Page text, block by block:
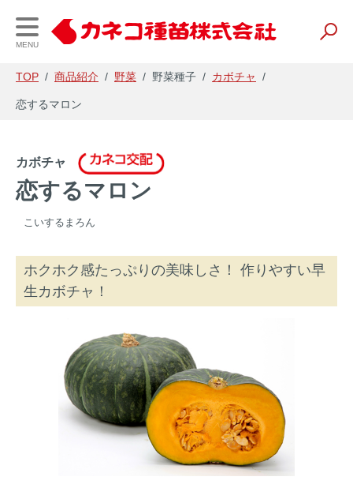
MENU
企業理念・会社概要
研究開発
農業資材
家庭園芸
生産者向け
花の苗・種
経営理念と戦略
電子公告
TOP / 商品紹介 / 野菜 / 野菜種子 / カボチャ /
恋するマロン
カボチャ
恋するマロン
こいするまろん
ホクホク感たっぷりの美味しさ！ 作りやすい早
生カボチャ！